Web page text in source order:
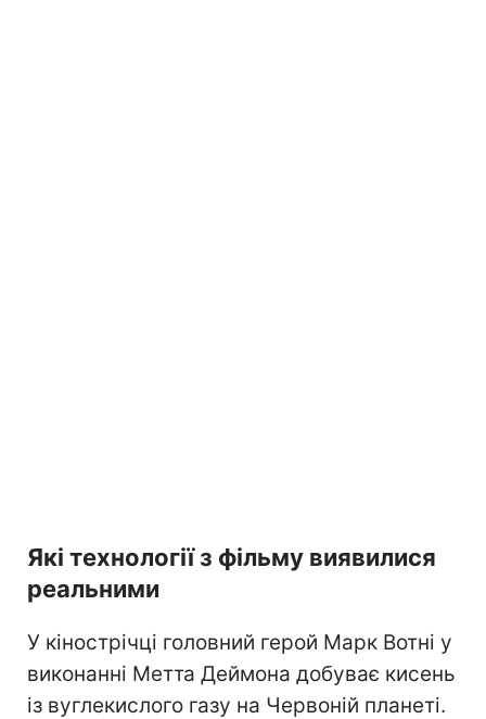
Які технології з фільму виявилися
реальними
У кінострічці головний герой Марк Вотні у
виконанні Метта Деймона добуває кисень
із вуглекислого газу на Червоній планеті.